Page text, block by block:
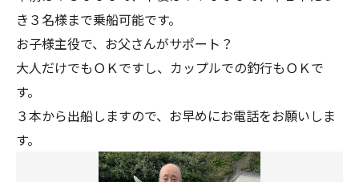
き３名様まで乗船可能です。
お子様主役で、お父さんがサポート？
大人だけでもＯＫですし、カップルでの釣行もＯＫで
す。
３本から出船しますので、お早めにお電話をお願いしま
す。